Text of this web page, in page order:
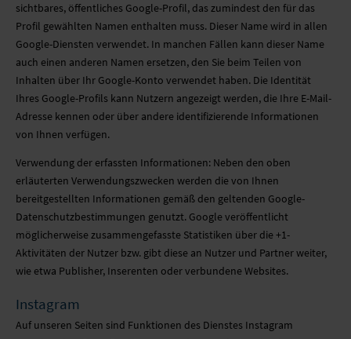
sichtbares, öffentliches Google-Profil, das zumindest den für das
Profil gewählten Namen enthalten muss. Dieser Name wird in allen
Google-Diensten verwendet. In manchen Fällen kann dieser Name
auch einen anderen Namen ersetzen, den Sie beim Teilen von
Inhalten über Ihr Google-Konto verwendet haben. Die Identität
Ihres Google-Profils kann Nutzern angezeigt werden, die Ihre E-Mail-
Adresse kennen oder über andere identifizierende Informationen
von Ihnen verfügen.
Verwendung der erfassten Informationen: Neben den oben
erläuterten Verwendungszwecken werden die von Ihnen
bereitgestellten Informationen gemäß den geltenden Google-
Datenschutzbestimmungen genutzt. Google veröffentlicht
möglicherweise zusammengefasste Statistiken über die +1-
Aktivitäten der Nutzer bzw. gibt diese an Nutzer und Partner weiter,
wie etwa Publisher, Inserenten oder verbundene Websites.
Instagram
Auf unseren Seiten sind Funktionen des Dienstes Instagram